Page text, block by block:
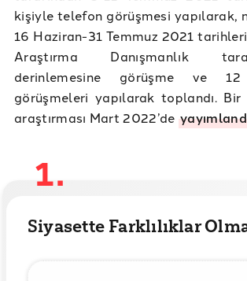
kişiyle telefon görüşmesi yapılarak,
16 Haziran-31 Temmuz 2021
Araştırma Danışmanlık
derinlemesine görüşme ve
görüşmeleri yapılarak toplandı. Bir
araştırması Mart 2022’de
1.
Siyasette Farklılıklar